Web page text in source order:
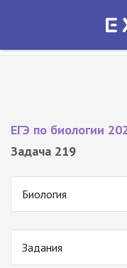
Экзамер —
ЕГЭ по биологии
Задача 219
Биология
Задания